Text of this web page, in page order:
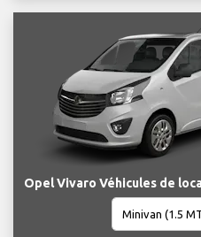
Opel Vivaro Véhicules de